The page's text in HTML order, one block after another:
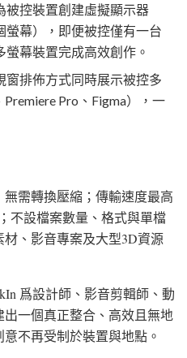
被控裝置創建虛擬顯示器
螢幕），即便被控僅有一台
幕裝置完成高效創作。
窗排佈方式同時展示被控多
Pro、Figma），一
需轉換壓縮；傳輸速度最高
不設檔案數量、格式與單檔
、影音專案及大型3D資源
爲設計師、影音剪輯師、動
一個真正整合、高效且無地
不再受制於裝置與地點。